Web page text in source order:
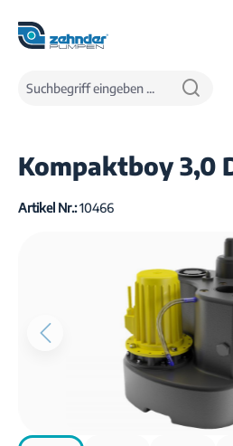
springen
Produkte Wasserentsorgung
Abwasserhebeanlagen
Kompaktboy 3,0
Artikel Nr.:10466